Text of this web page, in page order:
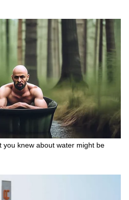
you knew about water might be